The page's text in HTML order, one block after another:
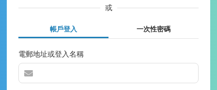
或
帳戶登入 一次性密碼
電郵地址或登入名稱